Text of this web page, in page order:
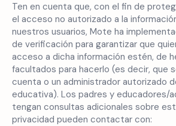
Ten en cuenta que, con el fin de
el acceso no autorizado a la
nuestros usuarios, Mote ha
de verificación para garantizar que
acceso a dicha información estén, de
facultados para hacerlo (es decir, que
cuenta o un administrador autorizado
educativa). Los padres y educadores/
tengan consultas adicionales sobre
privacidad pueden contactar con: